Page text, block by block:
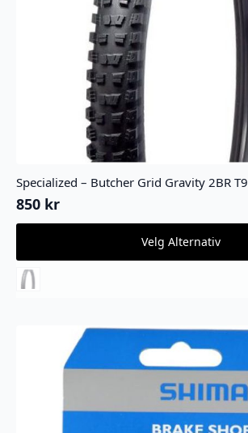
Specialized – Butcher Grid Gravity 2BR T9
850 kr
Velg Alternativ
Dette
har
flere
varianter.
produktsiden